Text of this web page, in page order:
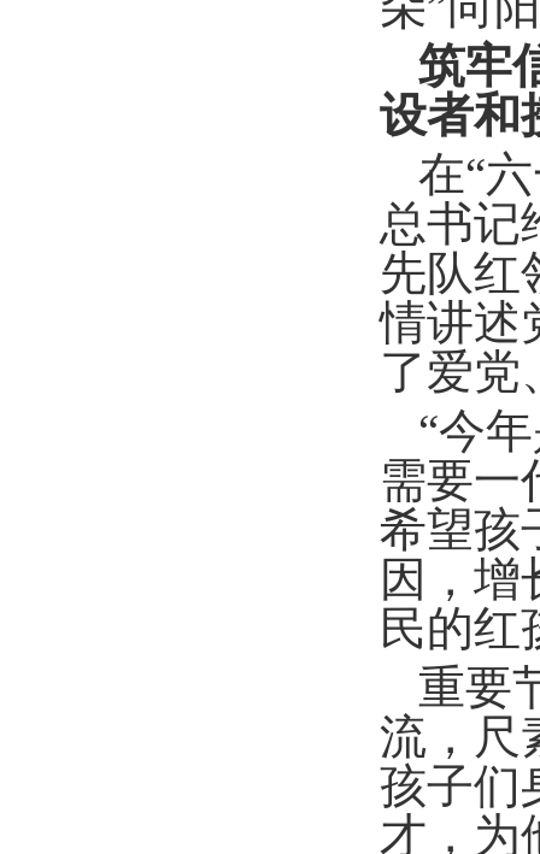
筑牢
设者和
在“
总书记
先队红
情讲述
了爱党
“今
需要一
希望孩
因，增
民的红
重要
流，
孩子们
才，为